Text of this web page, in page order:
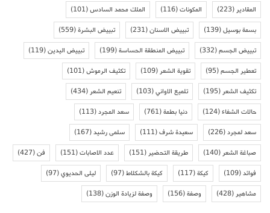
المقادير(223) المكونات(116) الملك محمد السادس(101)
بسمة بوسيل(139) تبييض الاسنان(231) تبييض البشرة(559)
تبييض الجسم(332) تبييض المنطقة الحساسة(199) تبييض اليدين(119)
تعطير الجسم(95) تقوية الشعر(109) تكثيف الرموش(101)
تكثيف الشعر(195) تلميع الاواني(103) تنعيم الشعر(434)
حالات الشفاء(124) دنيا بطمة(761) سعد المجرد(113)
سعد لمجرد(226) سعيدة شرف(111) سلمى رشيد(167)
صباغة الشعر(140) طريقة التحضير(151) عدد الاصابات(151) فن(427)
فوائد(109) كيكة(117) كيكة بالشكلاط(97) ليلى الحديوي(97)
مشاهير(428) وصفة(156) وصفة لزيادة الوزن(138)